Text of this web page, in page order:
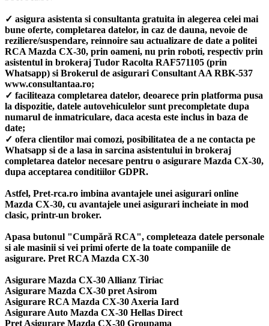
✓ asigura asistenta si consultanta gratuita in alegerea celei mai
bune oferte, completarea datelor, in caz de dauna, nevoie de
reziliere/suspendare, reinnoire sau actualizare de date a politei
RCA Mazda CX-30, prin oameni, nu prin roboti, respectiv prin
asistentul in brokeraj Tudor Racolta RAF571105 (prin
Whatsapp) si Brokerul de asigurari Consultant AA RBK-537
www.consultantaa.ro;
✓ faciliteaza completarea datelor, deoarece prin platforma pusa
la dispozitie, datele autovehiculelor sunt precompletate dupa
numarul de inmatriculare, daca acesta este inclus in baza de
date;
✓ ofera clientilor mai comozi, posibilitatea de a ne contacta pe
Whatsapp si de a lasa in sarcina asistentului in brokeraj
completarea datelor necesare pentru o asigurare Mazda CX-30,
dupa acceptarea conditiilor GDPR.
Astfel, Pret-rca.ro imbina avantajele unei asigurari online
Mazda CX-30, cu avantajele unei asigurari incheiate in mod
clasic, printr-un broker.
Apasa butonul "Cumpără RCA", completeaza datele personale
si ale masinii si vei primi oferte de la toate companiile de
asigurare. Pret RCA Mazda CX-30
Asigurare Mazda CX-30 Allianz Tiriac
Asigurare Mazda CX-30 pret Asirom
Asigurare RCA Mazda CX-30 Axeria Iard
Asigurare Auto Mazda CX-30 Hellas Direct
Pret Asigurare Mazda CX-30 Groupama